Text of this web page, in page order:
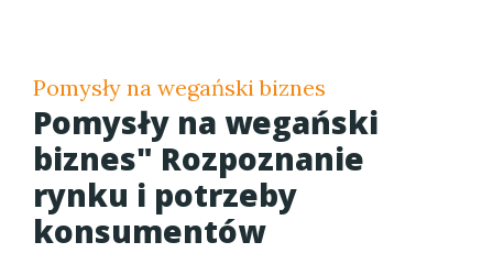
Pomysły na wegański biznes
Pomysły na wegański
biznes" Rozpoznanie
rynku i potrzeby
konsumentów